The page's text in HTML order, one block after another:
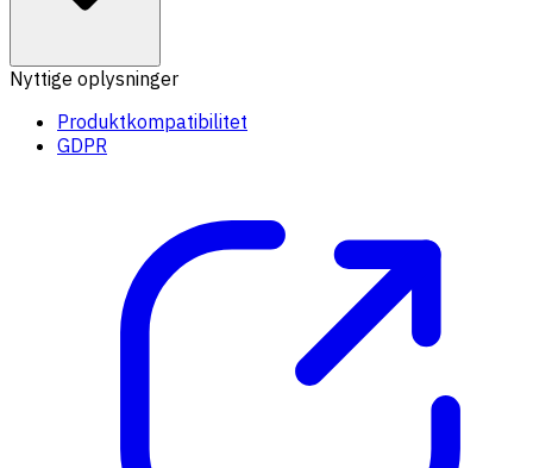
Nyttige oplysninger
Produktkompatibilitet
GDPR